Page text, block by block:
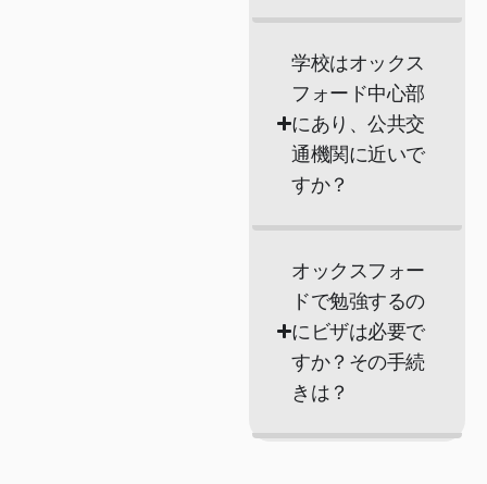
学校はオックス
フォード中心部
にあり、公共交
通機関に近いで
すか？
オックスフォー
ドで勉強するの
にビザは必要で
すか？その手続
きは？